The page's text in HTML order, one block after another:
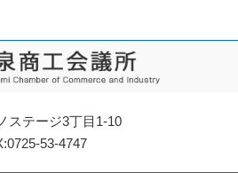
ステージ3丁目1-10
53-4747